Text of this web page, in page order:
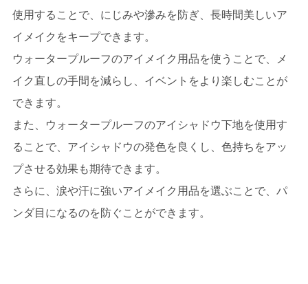
使用することで、にじみや滲みを防ぎ、長時間美しいア
イメイクをキープできます。
ウォータープルーフのアイメイク用品を使うことで、メ
イク直しの手間を減らし、イベントをより楽しむことが
できます。
また、ウォータープルーフのアイシャドウ下地を使用す
ることで、アイシャドウの発色を良くし、色持ちをアッ
プさせる効果も期待できます。
さらに、涙や汗に強いアイメイク用品を選ぶことで、パ
ンダ目になるのを防ぐことができます。